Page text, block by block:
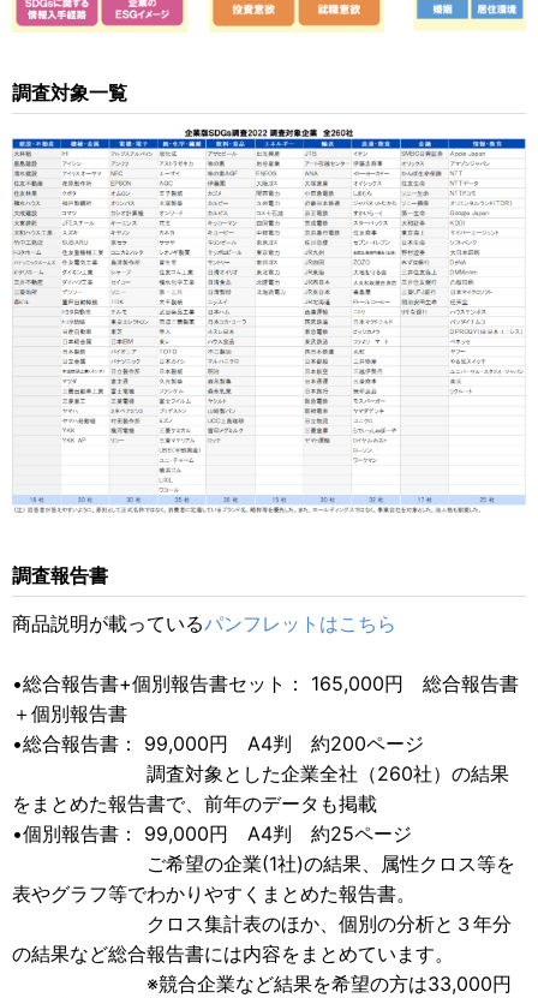
調査対象一覧
調査報告書
商品説明が載っているパンフレットはこちら
•総合報告書+個別報告書セット： 165,000円 総合報告書
＋個別報告書
•総合報告書： 99,000円 A4判 約200ページ
調査対象とした企業全社（260社）の結果
をまとめた報告書で、前年のデータも掲載
•個別報告書： 99,000円 A4判 約25ページ
ご希望の企業(1社)の結果、属性クロス等を
表やグラフ等でわかりやすくまとめた報告書。
クロス集計表のほか、個別の分析と３年分
の結果など総合報告書には内容をまとめています。
※競合企業など結果を希望の方は33,000円